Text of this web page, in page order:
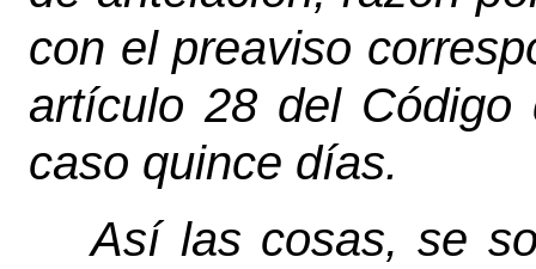
con el preaviso
artículo 28 del Código
caso quince días.
Así las cosas, se